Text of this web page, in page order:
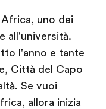
uno dei
all'università.
l'anno e tante
Città del Capo
Se vuoi
allora inizia